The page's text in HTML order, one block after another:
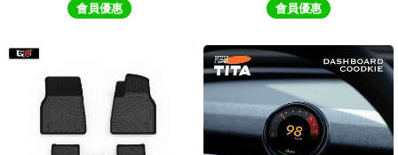
會員優惠 會員優惠